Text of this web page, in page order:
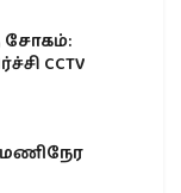
சோகம்:
CCTV
மணிநேர